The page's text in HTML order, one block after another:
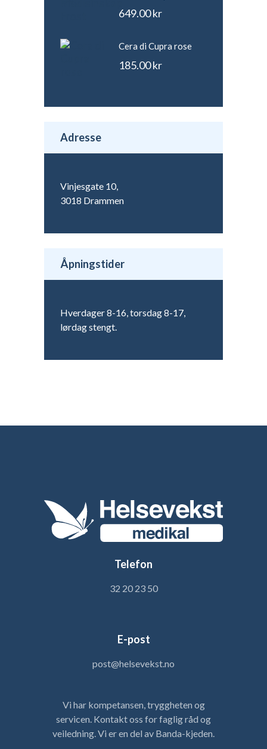
649.00kr
Cera di Cupra rose
185.00kr
Adresse
Vinjesgate 10,
3018 Drammen
Åpningstider
Hverdager 8-16, torsdag 8-17,
lørdag stengt.
Telefon
32 20 23 50
E-post
post@helsevekst.no
Vi har kompetansen, tryggheten og
servicen. Kontakt oss for faglig råd og
veiledning. Vi er en del av Banda-kjeden.